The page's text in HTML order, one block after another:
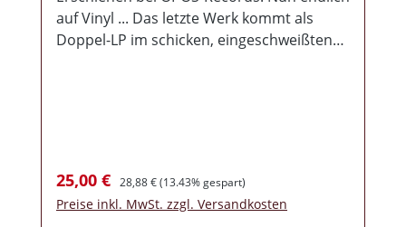
auf Vinyl ... Das letzte Werk kommt als
Doppel-LP im schicken, eingeschweißten
Verkaufspreis:
25,00 € Regulärer Preis:
28,88 €(13.43% gespart)
Preise inkl. MwSt. zzgl. Versandkosten